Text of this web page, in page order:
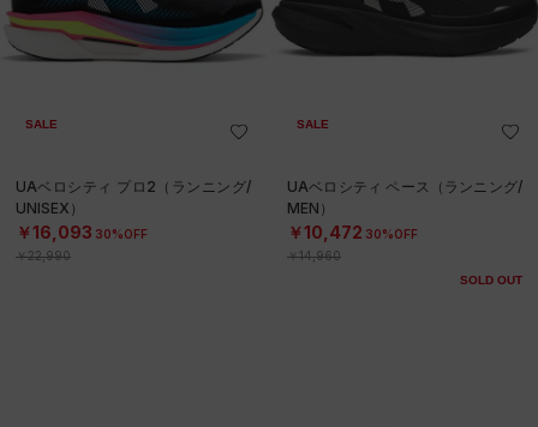
SALE
UAベロシティ プロ2（ランニング/
UNISEX）
￥16,093 30%OFF
￥22,990
SALE
UAベロシティ ペース（ランニング/
MEN）
￥10,472 30%OFF
￥14,960
SOLD OUT